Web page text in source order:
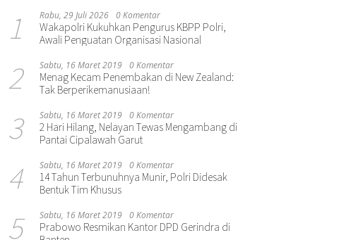
1 Rabu, 29 Juli 2026 0 Komentar
Wakapolri Kukuhkan Pengurus KBPP Polri,
Awali Penguatan Organisasi Nasional
2 Sabtu, 16 Maret 2019 0 Komentar
Menag Kecam Penembakan di New Zealand:
Tak Berperikemanusiaan!
3 Sabtu, 16 Maret 2019 0 Komentar
2 Hari Hilang, Nelayan Tewas Mengambang di
Pantai Cipalawah Garut
4 Sabtu, 16 Maret 2019 0 Komentar
14 Tahun Terbunuhnya Munir, Polri Didesak
Bentuk Tim Khusus
5 Sabtu, 16 Maret 2019 0 Komentar
Prabowo Resmikan Kantor DPD Gerindra di